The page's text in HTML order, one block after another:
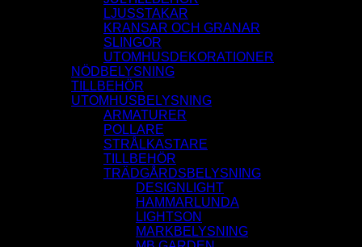
LJUSSTAKAR
KRANSAR OCH GRANAR
SLINGOR
UTOMHUSDEKORATIONER
NÖDBELYSNING
TILLBEHÖR
UTOMHUSBELYSNING
ARMATURER
POLLARE
STRÅLKASTARE
TILLBEHÖR
TRÄDGÅRDSBELYSNING
DESIGNLIGHT
HAMMARLUNDA
LIGHTSON
MARKBELYSNING